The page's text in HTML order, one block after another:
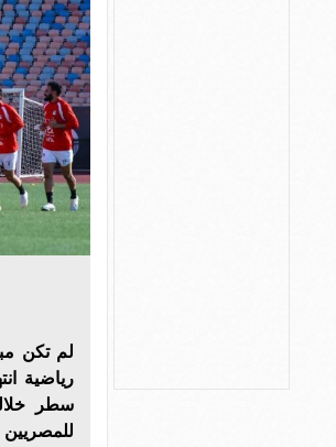
رياضية
سطر